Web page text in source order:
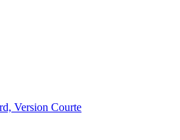
Version Courte